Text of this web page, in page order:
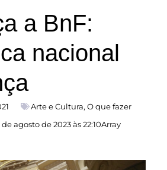
a BnF:
nacional
Arte e Cultura, O que fazer
agosto de 2023 às 22:10Array